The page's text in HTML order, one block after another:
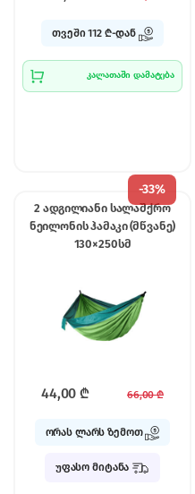
თვეში 112 ₾-დან
კალათაში დამატება
-33%
2 ადგილიანი სალაშქრო
ნეილონის ჰამაკი (მწვანე)
130×250სმ
44,00₾ 66,00₾
ორას ლარს ზემოთ
უფასო მიტანა